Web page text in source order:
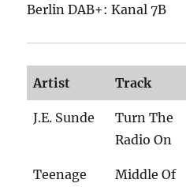
Berlin DAB+: Kanal 7B
Artist Track
J.E. Sunde
Turn The
Radio On
Teenage
Middle Of